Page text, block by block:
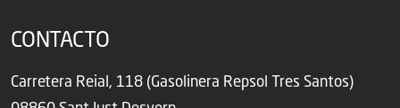
CONTACTO
Carretera Reial, 118 (Gasolinera Repsol Tres Santos)